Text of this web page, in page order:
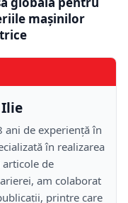
mașinilor
Ilie
ani de experiență în
în realizarea
de
am colaborat
printre care